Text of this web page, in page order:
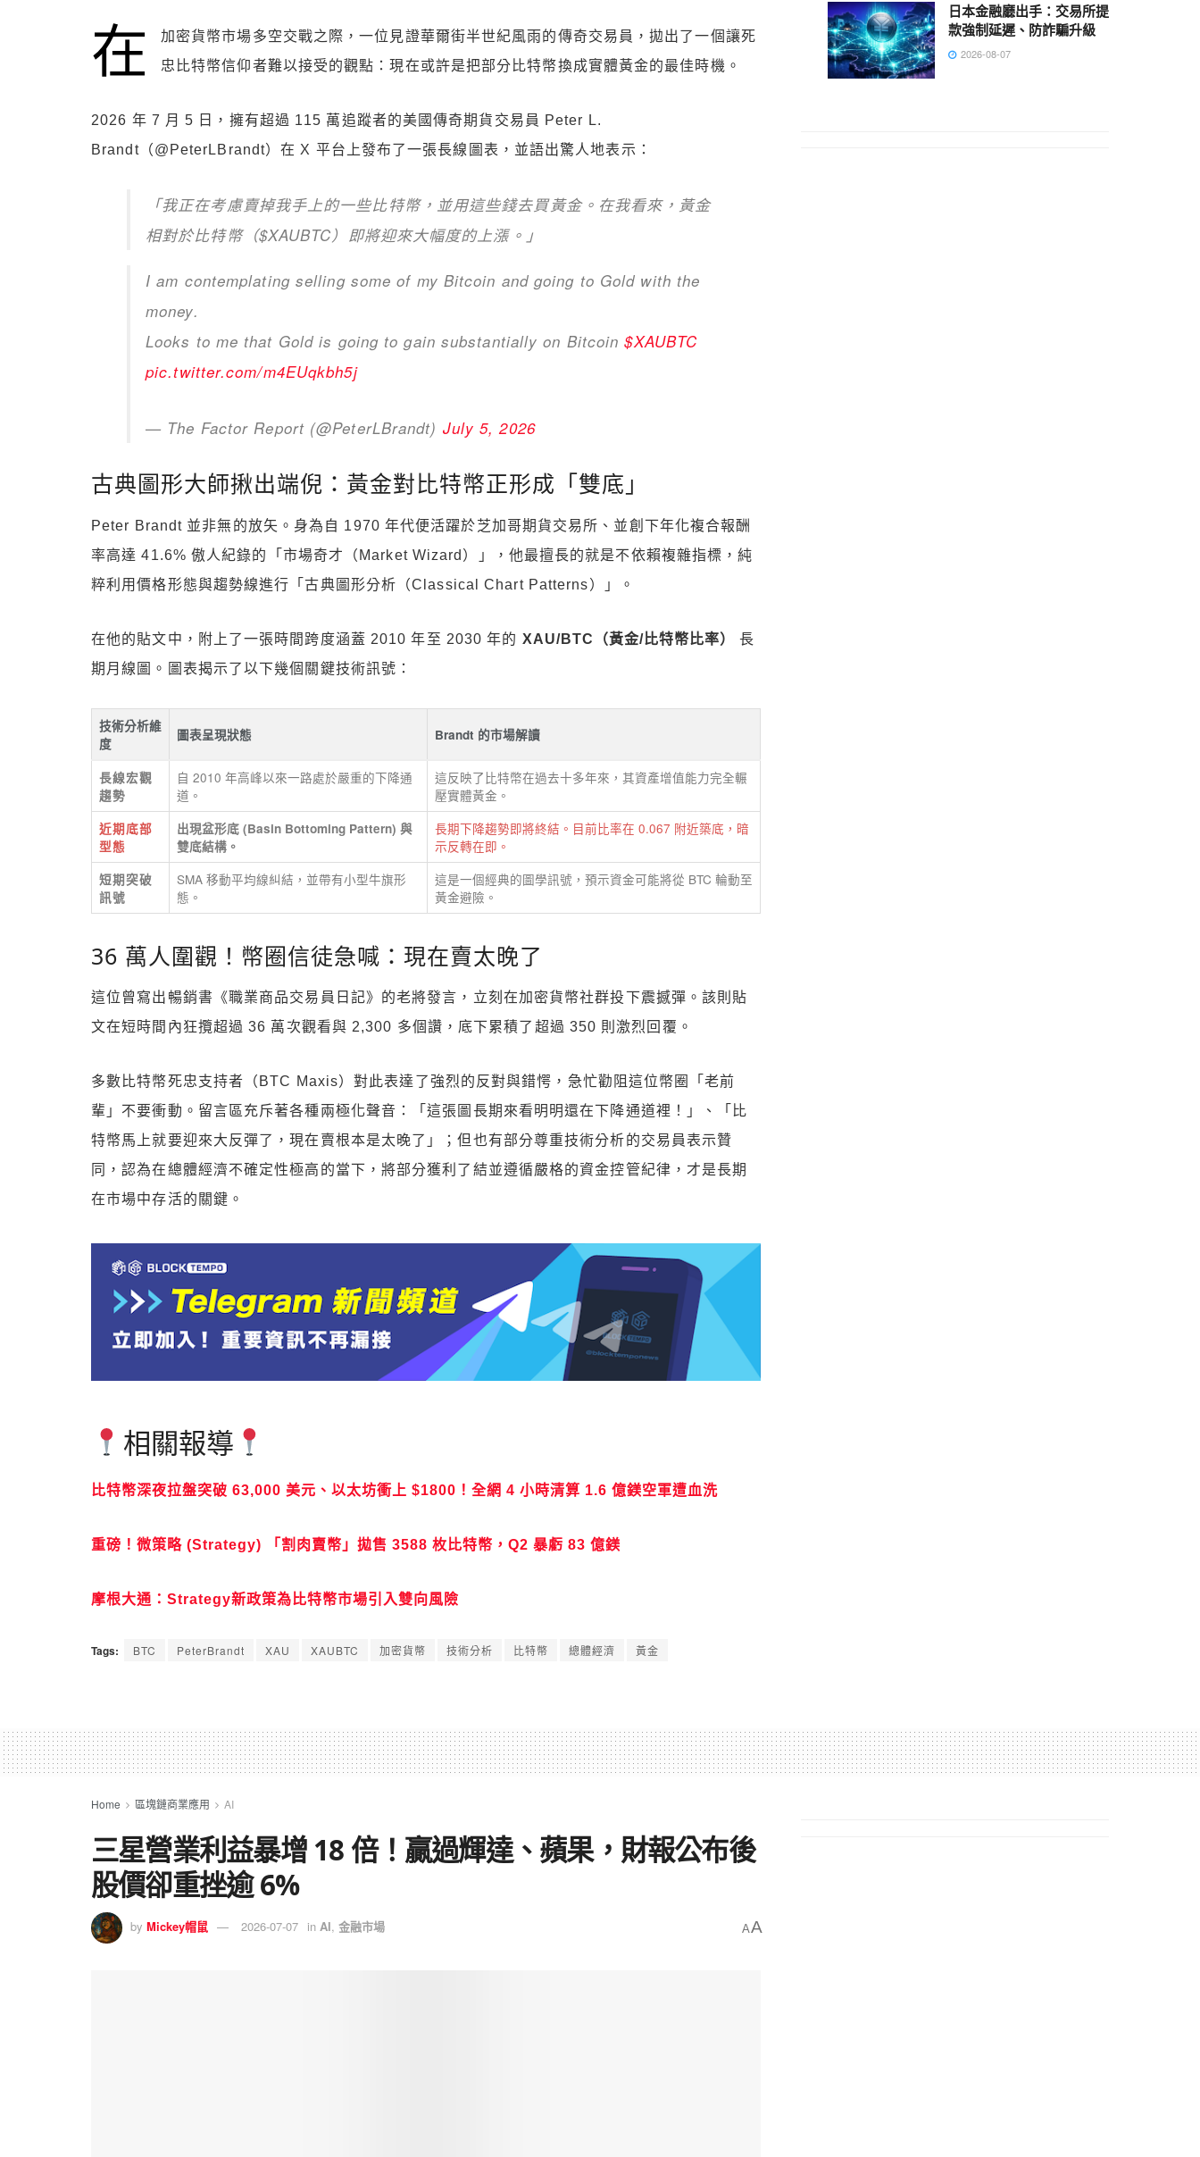
在
加密貨幣市場多空交戰之際，一位見證華爾街半世紀風雨的傳奇交易員，拋出了一個讓死
忠比特幣信仰者難以接受的觀點：現在或許是把部分比特幣換成實體黃金的最佳時機。
2026 年 7 月 5 日，擁有超過 115 萬追蹤者的美國傳奇期貨交易員 Peter L.
Brandt（@PeterLBrandt）在 X 平台上發布了一張長線圖表，並語出驚人地表示：
「我正在考慮賣掉我手上的一些比特幣，並用這些錢去買黃金。在我看來，黃金
相對於比特幣（$XAUBTC）即將迎來大幅度的上漲。」
I am contemplating selling some of my Bitcoin and going to Gold with the
money.
Looks to me that Gold is going to gain substantially on Bitcoin$XAUBTC
pic.twitter.com/m4EUqkbh5j
— The Factor Report (@PeterLBrandt) July 5, 2026
古典圖形大師揪出端倪：黃金對比特幣正形成「雙底」
Peter Brandt 並非無的放矢。身為自 1970 年代便活躍於芝加哥期貨交易所、並創下年化複合報酬
率高達 41.6% 傲人紀錄的「市場奇才（Market Wizard）」，他最擅長的就是不依賴複雜指標，純
粹利用價格形態與趨勢線進行「古典圖形分析（Classical Chart Patterns）」。
在他的貼文中，附上了一張時間跨度涵蓋 2010 年至 2030 年的 XAU/BTC（黃金/比特幣比率）
長
期月線圖。圖表揭示了以下幾個關鍵技術訊號：
技術分析維
度
圖表呈現狀態 Brandt 的市場解讀
長線宏觀
趨勢
自 2010 年高峰以來一路處於嚴重的下降通
道。
這反映了比特幣在過去十多年來，其資產增值能力完全輾
壓實體黃金。
近期底部
型態
出現盆形底 (Basin Bottoming Pattern) 與
雙底結構。
長期下降趨勢即將終結。目前比率在 0.067 附近築底，暗
示反轉在即。
短期突破
訊號
SMA 移動平均線糾結，並帶有小型牛旗形
態。
這是一個經典的圖學訊號，預示資金可能將從 BTC 輪動至
黃金避險。
36 萬人圍觀！幣圈信徒急喊：現在賣太晚了
這位曾寫出暢銷書《職業商品交易員日記》的老將發言，立刻在加密貨幣社群投下震撼彈。該則貼
文在短時間內狂攬超過 36 萬次觀看與 2,300 多個讚，底下累積了超過 350 則激烈回覆。
多數比特幣死忠支持者（BTC Maxis）對此表達了強烈的反對與錯愕，急忙勸阻這位幣圈「老前
輩」不要衝動。留言區充斥著各種兩極化聲音：「這張圖長期來看明明還在下降通道裡！」、「比
特幣馬上就要迎來大反彈了，現在賣根本是太晚了」；但也有部分尊重技術分析的交易員表示贊
同，認為在總體經濟不確定性極高的當下，將部分獲利了結並遵循嚴格的資金控管紀律，才是長期
在市場中存活的關鍵。
相關報導
比特幣深夜拉盤突破 63,000 美元、以太坊衝上 $1800！全網 4 小時清算 1.6 億鎂空軍遭血洗
重磅！微策略 (Strategy) 「割肉賣幣」拋售 3588 枚比特幣，Q2 暴虧 83 億鎂
摩根大通：Strategy新政策為比特幣市場引入雙向風險
Tags: BTC PeterBrandt XAU XAUBTC 加密貨幣 技術分析 比特幣 總體經濟 黃金
日本金融廳出手：交易所提
款強制延遲、防詐騙升級
2026-08-07
Home 區塊鏈商業應用 AI
三星營業利益暴增 18 倍！贏過輝達、蘋果，財報公布後
股價卻重挫逾 6%
by Mickey帽鼠 2026-07-07 in AI, 金融市場 AA